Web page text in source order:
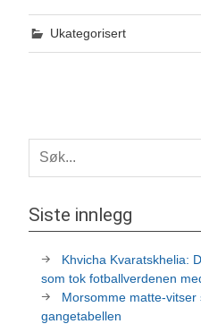
Ukategorisert
Siste innlegg
Khvicha Kvaratskhelia:
som tok fotballverdenen
Morsomme matte-
gangetabellen